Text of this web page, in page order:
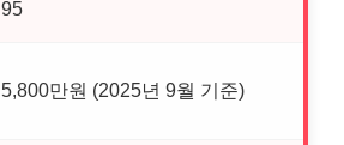
95
5,800만원 (2025년 9월 기준)